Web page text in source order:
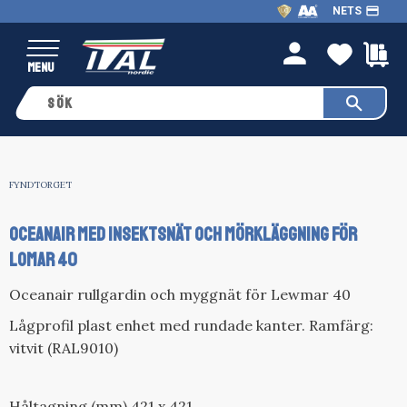
Meny
NETS payment
person
FYNDTORGET
OCEANAIR MED INSEKTSNÄT OCH MÖRKLÄGGNING FÖR
LOMAR 40
Oceanair rullgardin och myggnät för Lewmar 40
Lågprofil plast enhet med rundade kanter. Ramfärg:
vitvit (RAL9010)